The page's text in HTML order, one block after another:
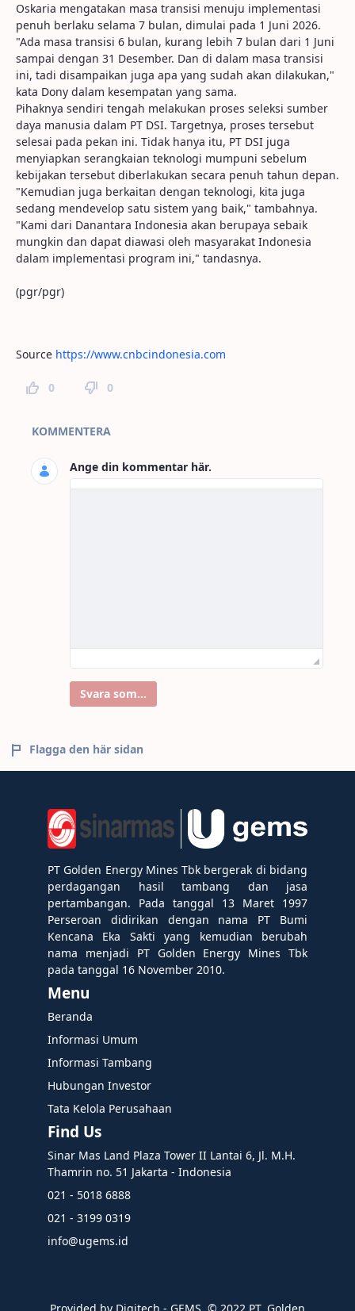
Oskaria mengatakan masa transisi menuju implementasi
penuh berlaku selama 7 bulan, dimulai pada 1 Juni 2026.
"Ada masa transisi 6 bulan, kurang lebih 7 bulan dari 1 Juni
sampai dengan 31 Desember. Dan di dalam masa transisi
ini, tadi disampaikan juga apa yang sudah akan dilakukan,"
kata Dony dalam kesempatan yang sama.
Pihaknya sendiri tengah melakukan proses seleksi sumber
daya manusia dalam PT DSI. Targetnya, proses tersebut
selesai pada pekan ini. Tidak hanya itu, PT DSI juga
menyiapkan serangkaian teknologi mumpuni sebelum
kebijakan tersebut diberlakukan secara penuh tahun depan.
"Kemudian juga berkaitan dengan teknologi, kita juga
sedang mendevelop satu sistem yang baik," tambahnya.
"Kami dari Danantara Indonesia akan berupaya sebaik
mungkin dan dapat diawasi oleh masyarakat Indonesia
dalam implementasi program ini," tandasnya.
(pgr/pgr)
Source https://www.cnbcindonesia.com
0 0
Kommentarer
KOMMENTERA
Ange din kommentar här.
Svara som...
Flagga den här sidan
PT Golden Energy Mines Tbk bergerak di bidang
perdagangan hasil tambang dan jasa
pertambangan. Pada tanggal 13 Maret 1997
Perseroan didirikan dengan nama PT Bumi
Kencana Eka Sakti yang kemudian berubah
nama menjadi PT Golden Energy Mines Tbk
pada tanggal 16 November 2010.
Menu
Beranda
Informasi Umum
Informasi Tambang
Hubungan Investor
Tata Kelola Perusahaan
Find Us
Sinar Mas Land Plaza Tower II Lantai 6, Jl. M.H.
Thamrin no. 51 Jakarta - Indonesia
021 - 5018 6888
021 - 3199 0319
info@ugems.id